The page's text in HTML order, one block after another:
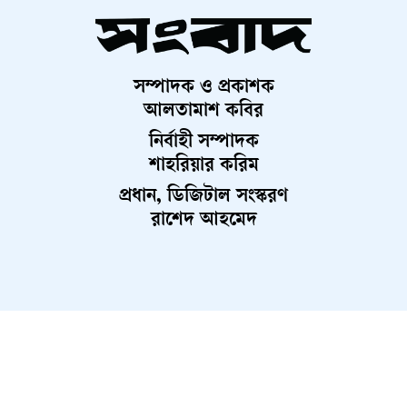
সম্পাদক ও প্রকাশক
আলতামাশ কবির
নির্বাহী সম্পাদক
শাহরিয়ার করিম
প্রধান, ডিজিটাল সংস্করণ
রাশেদ আহমেদ